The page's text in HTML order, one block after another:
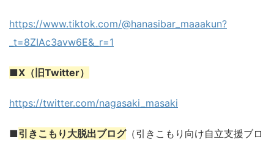
https://www.tiktok.com/@hanasibar_maaakun?
_t=8ZIAc3avw6E&_r=1
■X（旧Twitter）
https://twitter.com/nagasaki_masaki
■引きこもり大脱出ブログ（引きこもり向け自立支援ブロ